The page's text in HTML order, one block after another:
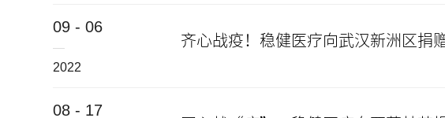
齐心战疫！稳健医疗向武汉新洲区捐
09 - 06
2022
08 - 17